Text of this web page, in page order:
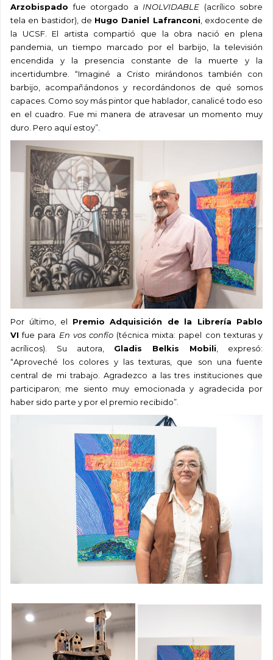
Arzobispado fue otorgado a INOLVIDABLE (acrílico sobre
tela en bastidor), de Hugo Daniel Lafranconi , exdocente de
la UCSF. El artista compartió que la obra nació en plena
pandemia, un tiempo marcado por el barbijo, la televisión
encendida y la presencia constante de la muerte y la
incertidumbre. “Imaginé a Cristo mirándonos también con
barbijo, acompañándonos y recordándonos de qué somos
capaces. Como soy más pintor que hablador, canalicé todo eso
en el cuadro. Fue mi manera de atravesar un momento muy
duro. Pero aquí estoy”.
Por último, el Premio Adquisición de la Librería Pablo
VI fue para En vos confío(técnica mixta: papel con texturas y
acrílicos). Su autora, Gladis Belkis Mobili , expresó:
“Aproveché los colores y las texturas, que son una fuente
central de mi trabajo. Agradezco a las tres instituciones que
participaron; me siento muy emocionada y agradecida por
haber sido parte y por el premio recibido”.